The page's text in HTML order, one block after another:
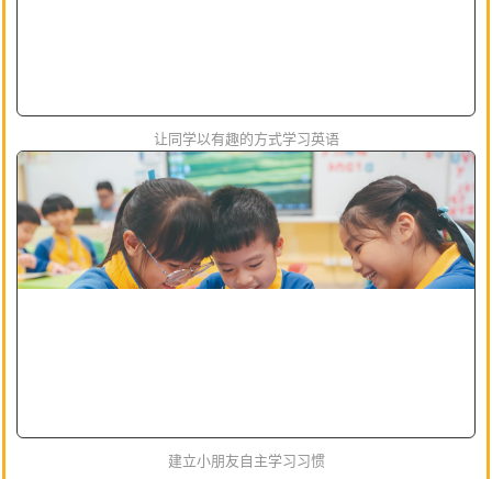
让同学以有趣的方式学习英语
建立小朋友自主学习习惯